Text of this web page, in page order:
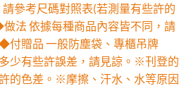
參考尺碼對照表(若測量有些許的
法 依據每種商品內容皆不同，請
付贈品 一般防塵袋、專櫃吊牌
少有些許誤差，請見諒。※刊登的
的色差。※摩擦、汗水、水等原因